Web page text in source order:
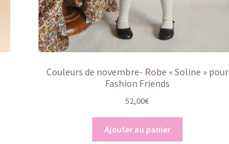
Couleurs de novembre- Robe « Soline » pour
Fashion Friends
52,00€
Ajouter au panier